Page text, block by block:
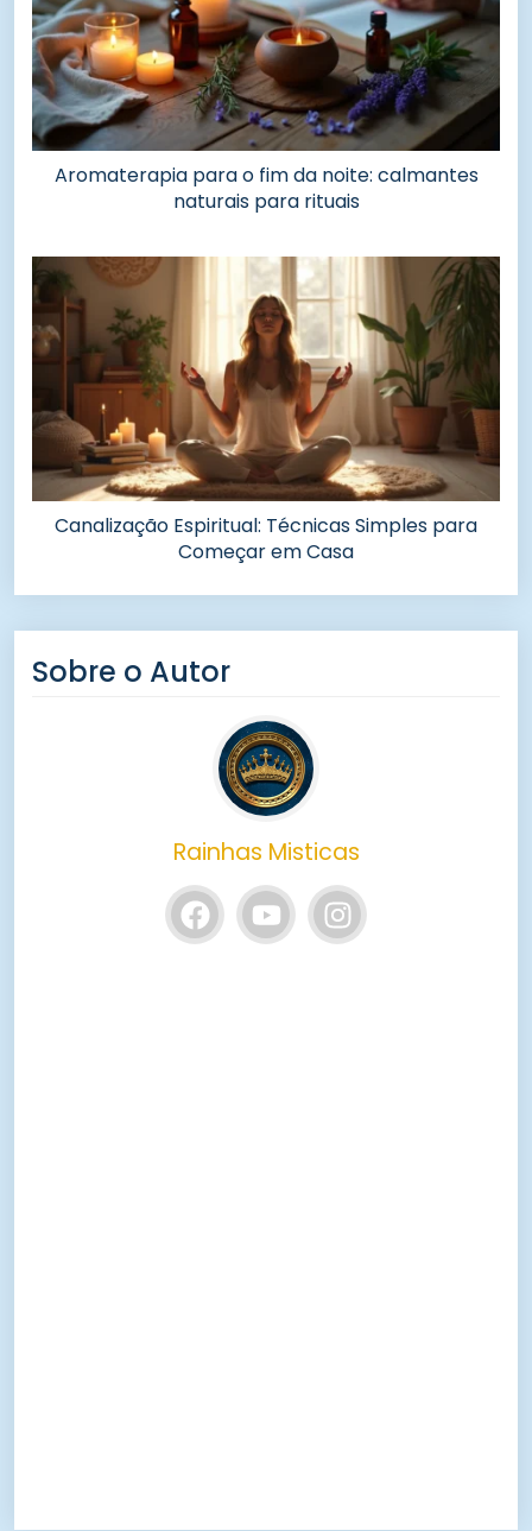
Aromaterapia para o fim da noite: calmantes
naturais para rituais
Canalização Espiritual: Técnicas Simples para
Começar em Casa
Sobre o Autor
Rainhas Misticas